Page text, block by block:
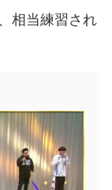
相当練習され